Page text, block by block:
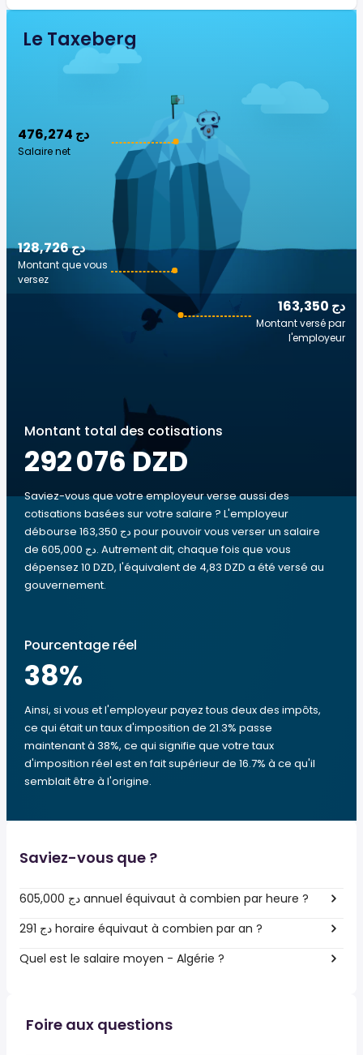
Le Taxeberg
476,274 دج
Salaire net
163,350 دج
Montant versé par
l'employeur
128,726 دج
Montant que vous
versez
Montant total des cotisations
292 076 DZD
Saviez-vous que votre employeur verse aussi des
cotisations basées sur votre salaire ? L'employeur
débourse 163,350 دج pour pouvoir vous verser un salaire
de 605,000 دج. Autrement dit, chaque fois que vous
dépensez 10 DZD, l'équivalent de 4,83 DZD a été versé au
gouvernement.
Pourcentage réel
38%
Ainsi, si vous et l'employeur payez tous deux des impôts,
ce qui était un taux d'imposition de 21.3% passe
maintenant à 38%, ce qui signifie que votre taux
d'imposition réel est en fait supérieur de 16.7% à ce qu'il
semblait être à l'origine.
Saviez-vous que ?
605,000 دج annuel équivaut à combien par heure ?
291 دج horaire équivaut à combien par an ?
Quel est le salaire moyen - Algérie ?
Foire aux questions